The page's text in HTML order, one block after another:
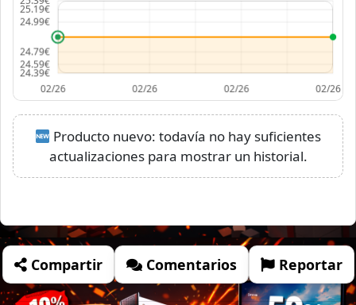
Producto nuevo: todavía no hay suficientes
actualizaciones para mostrar un historial.
Compartir Comentarios Reportar